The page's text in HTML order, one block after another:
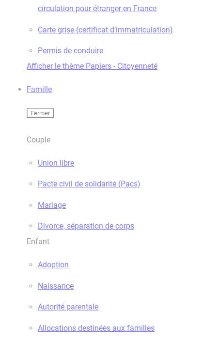
circulation pour étranger en France
Carte grise (certificat d’immatriculation)
Permis de conduire
Afficher le thème Papiers - Citoyenneté
Famille
Fermer
Couple
Union libre
Pacte civil de solidarité (Pacs)
Mariage
Divorce, séparation de corps
Enfant
Adoption
Naissance
Autorité parentale
Allocations destinées aux familles